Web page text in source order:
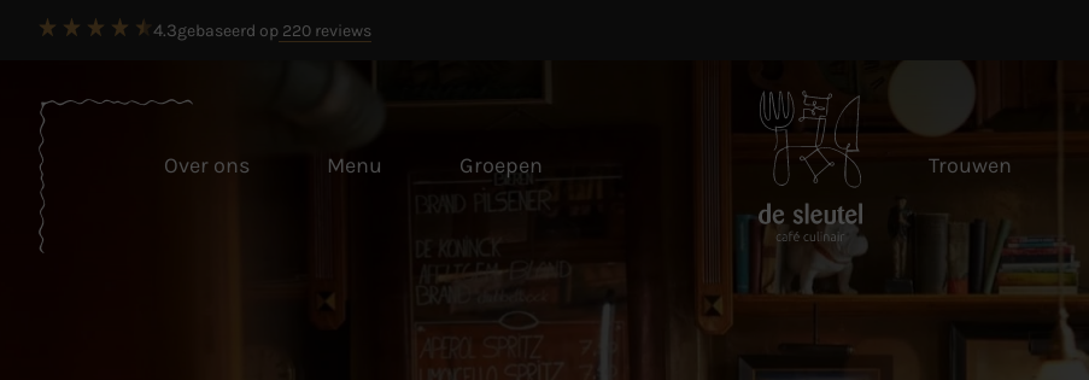
4.3gebaseerd op 220 reviews
Over ons Menu Groepen Trouwen